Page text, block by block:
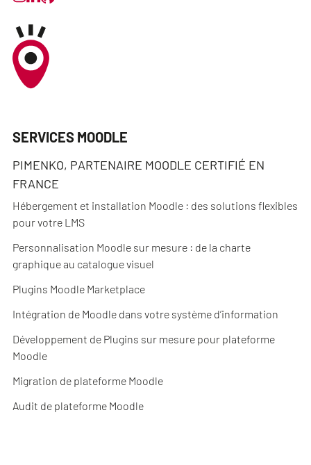
SERVICES MOODLE
PIMENKO, PARTENAIRE MOODLE CERTIFIÉ EN
FRANCE
Hébergement et installation Moodle : des solutions flexibles
pour votre LMS
Personnalisation Moodle sur mesure : de la charte
graphique au catalogue visuel
Plugins Moodle Marketplace
Intégration de Moodle dans votre système d’information
Développement de Plugins sur mesure pour plateforme
Moodle
Migration de plateforme Moodle
Audit de plateforme Moodle